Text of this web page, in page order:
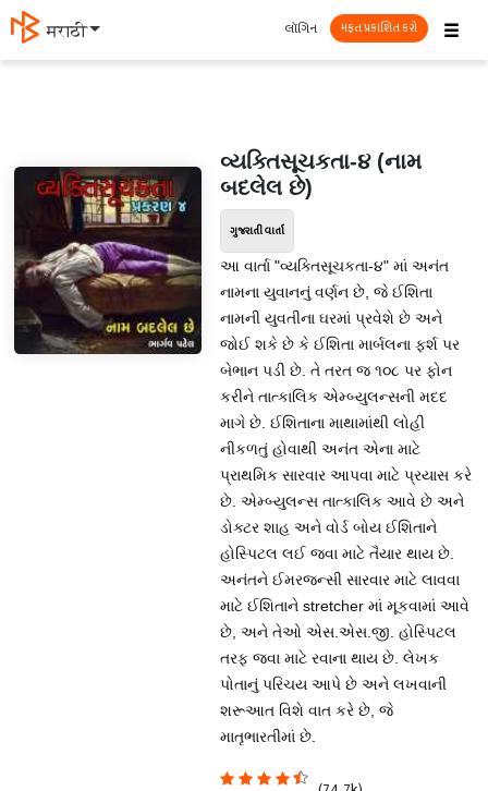
मराठी ☰
લૉગિન મફત પ્રકાશિત કરો
વ્યક્તિસૂચકતા-૪ (નામ
બદલેલ છે)
ગુજરાતી વાર્તા
આ વાર્તા "વ્યક્તિસૂચકતા-૪" માં અનંત
નામના યુવાનનું વર્ણન છે, જે ઈશિતા
નામની યુવતીના ઘરમાં પ્રવેશે છે અને
જોઈ શકે છે કે ઈશિતા માર્બલના ફર્શ પર
બેભાન પડી છે. તે તરત જ ૧૦૮ પર ફોન
કરીને તાત્કાલિક એમ્બ્યુલન્સની મદદ
માગે છે. ઈશિતાના માથામાંથી લોહી
નીકળતું હોવાથી અનંત એના માટે
પ્રાથમિક સારવાર આપવા માટે પ્રયાસ કરે
છે. એમ્બ્યુલન્સ તાત્કાલિક આવે છે અને
ડોક્ટર શાહ અને વોર્ડ બોય ઈશિતાને
હોસ્પિટલ લઈ જવા માટે તૈયાર થાય છે.
અનંતને ઈમરજન્સી સારવાર માટે લાવવા
માટે ઈશિતાને stretcher માં મૂકવામાં આવે
છે, અને તેઓ એસ.એસ.જી. હોસ્પિટલ
તરફ જવા માટે રવાના થાય છે. લેખક
પોતાનું પરિચય આપે છે અને લખવાની
શરૂઆત વિશે વાત કરે છે, જે
માતૃભારતીમાં છે.